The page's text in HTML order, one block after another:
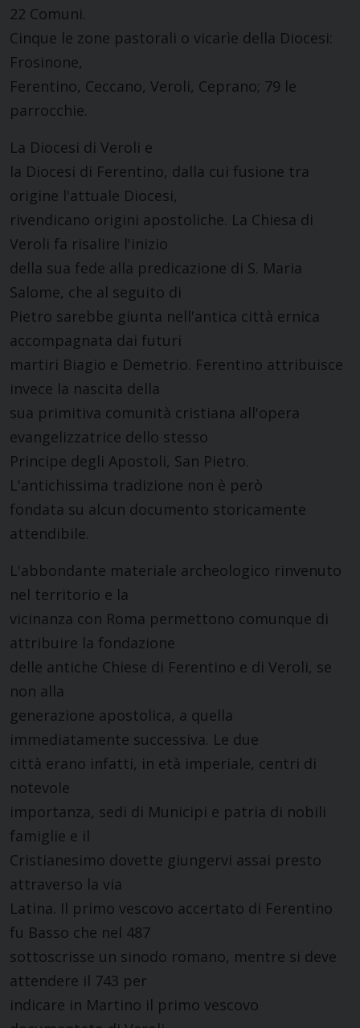
22 Comuni.
Cinque le zone pastorali o vicarìe della Diocesi:
Frosinone,
Ferentino, Ceccano, Veroli, Ceprano; 79 le
parrocchie.
La Diocesi di Veroli e
la Diocesi di Ferentino, dalla cui fusione tra
origine l'attuale Diocesi,
rivendicano origini apostoliche. La Chiesa di
Veroli fa risalire l'inizio
della sua fede alla predicazione di S. Maria
Salome, che al seguito di
Pietro sarebbe giunta nell'antica città ernica
accompagnata dai futuri
martiri Biagio e Demetrio. Ferentino attribuisce
invece la nascita della
sua primitiva comunità cristiana all'opera
evangelizzatrice dello stesso
Principe degli Apostoli, San Pietro.
L'antichissima tradizione non è però
fondata su alcun documento storicamente
attendibile.
L'abbondante materiale archeologico rinvenuto
nel territorio e la
vicinanza con Roma permettono comunque di
attribuire la fondazione
delle antiche Chiese di Ferentino e di Veroli, se
non alla
generazione apostolica, a quella
immediatamente successiva. Le due
città erano infatti, in età imperiale, centri di
notevole
importanza, sedi di Municipi e patria di nobili
famiglie e il
Cristianesimo dovette giungervi assai presto
attraverso la via
Latina. Il primo vescovo accertato di Ferentino
fu Basso che nel 487
sottoscrisse un sinodo romano, mentre si deve
attendere il 743 per
indicare in Martino il primo vescovo